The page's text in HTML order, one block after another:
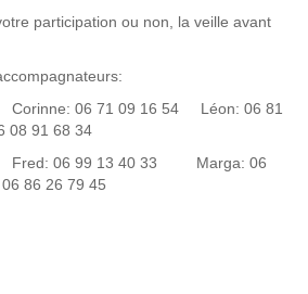
participation ou non, la veille avant
06 71 09 16 54 Léon: 06 81
91 68 34
Fred: 06 99 13 40 33 Marga: 06
86 26 79 45